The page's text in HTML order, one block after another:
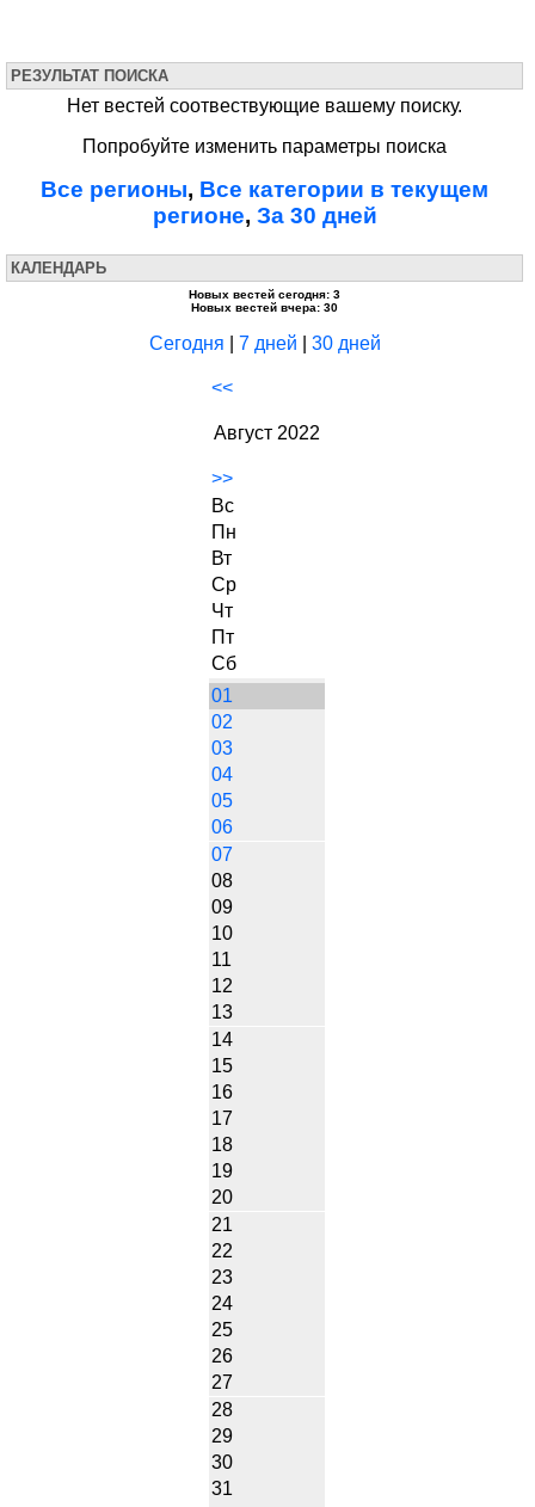
РЕЗУЛЬТАТ ПОИСКА
Нет вестей соотвествующие вашему поиску.
Попробуйте изменить параметры поиска
Все регионы, Все категории в текущем
регионе, За 30 дней
КАЛЕНДАРЬ
Новых вестей сегодня: 3
Новых вестей вчера: 30
Сегодня 7 дней 30 дней
<<
Август 2022
>>
Вс
Пн
Вт
Ср
Чт
Пт
Сб
01
02
03
04
05
06
07
08
09
10
11
12
13
14
15
16
17
18
19
20
21
22
23
24
25
26
27
28
29
30
31